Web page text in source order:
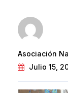
Asociación
Julio 15,